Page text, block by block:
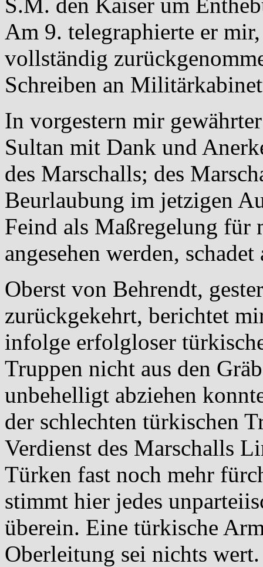
Am 9. telegraphierte er
vollständig
Schreiben an
In vorgestern mir
Sultan mit Dank und
des Marschalls; des
Beurlaubung im jetzigen
Feind als Maßregelung für
angesehen werden,
Oberst von Behrendt,
zurückgekehrt, berichtet
infolge erfolgloser
Truppen nicht aus den
unbehelligt abziehen
der schlechten türkischen
Verdienst des Marschalls
Türken fast noch mehr
stimmt hier jedes
überein. Eine türkische
Oberleitung sei nichts wert.